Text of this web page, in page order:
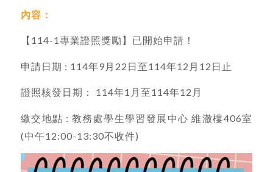
內容：
【114-1專業證照獎勵】已開始申請！
申請日期 : 114年9月22日至114年12月12日止
證照核發日期： 114年1月至114年12月
繳交地點 : 教務處學生學習發展中心 維澈樓406室
(中午12:00-13:30不收件)